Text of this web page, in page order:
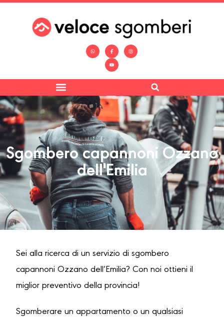
Sgombero capannoni Ozzano
dell'Emilia
Sei alla ricerca di un servizio di sgombero
capannoni Ozzano dell’Emilia? Con noi ottieni il
miglior preventivo della provincia!
Sgomberare un appartamento o un qualsiasi